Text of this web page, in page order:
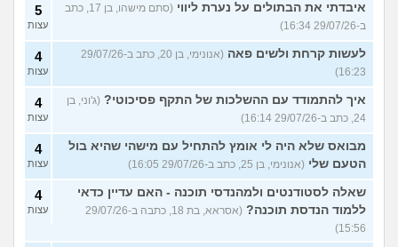
איבדתי את הבתולים על נערת ליווי
(סתם מישהו, בן 17, כתב
ב-29/07/26 16:34)
5
עצות
לעשות קרחת ולשים פאה
(אנונימי, בן 20, כתב ב-29/07/26
16:23)
4
עצות
איך להתמודד עם ההשלכות של התקף פסיכוטי? (ג'וני, בן
24, כתב ב-29/07/26 16:14)
4
עצות
מבואס שלא היה לי אומץ להתחיל עם מישהי שהיא בול
הטעם שלי (אנונימי, בן 25, כתב ב-29/07/26 16:05)
4
עצות
שאלה לסטודנטים ולמהנדסי תוכנה - האם עדיין כדאי
ללמוד הנדסת תוכנה?
(אסראא, בת 18, כתבה ב-29/07/26
15:56)
4
עצות